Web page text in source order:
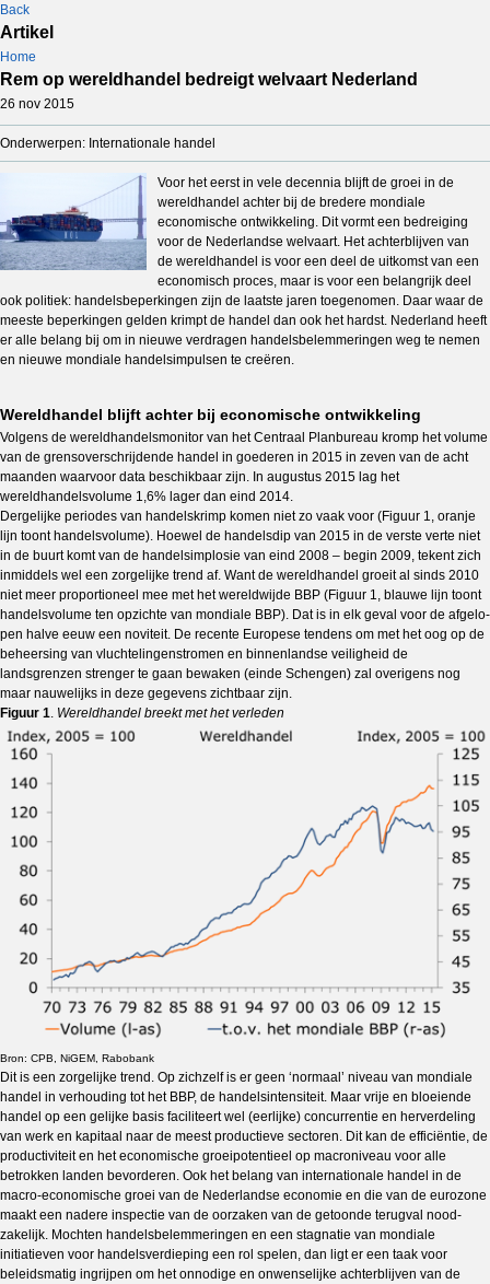
Back
Artikel
Home
Rem op wereldhandel bedreigt welvaart Nederland
26 nov 2015
Onderwerpen: Internationale handel
Voor het eerst in vele decennia blijft de groei in de
wereldhandel achter bij de bredere mondiale
economische ontwikkeling. Dit vormt een bedreiging
voor de Nederlandse welvaart. Het achterblijven van
de wereldhandel is voor een deel de uitkomst van een
economisch proces, maar is voor een belangrijk deel
ook politiek: handelsbeperkingen zijn de laatste jaren toegenomen. Daar waar de
meeste beperkingen gelden krimpt de handel dan ook het hardst. Nederland heeft
er alle belang bij om in nieuwe verdragen handelsbelemmeringen weg te nemen
en nieuwe mondiale handelsimpulsen te creëren.
Wereldhandel blijft achter bij economische ontwikkeling
Volgens de wereldhandelsmonitor van het Cen­traal Planbureau kromp het volume
van de grens­over­schrij­dende handel in goederen in 2015 in zeven van de acht
maanden waarvoor data beschikbaar zijn. In augus­tus 2015 lag het
wereldhandelsvolume 1,6% lager dan eind 2014.
Dergelijke periodes van handelskrimp komen niet zo vaak voor (Figuur 1, oranje
lijn toont handelsvolume). Hoewel de han­delsdip van 2015 in de verste verte niet
in de buurt komt van de handelsimplosie van eind 2008 – begin 2009, tekent zich
inmiddels wel een zorgelijke trend af. Want de wereldhandel groeit al sinds 2010
niet meer propor­tioneel mee met het wereldwijde BBP (Figuur 1, blauwe lijn toont
handelsvolume ten opzichte van mondiale BBP). Dat is in elk geval voor de afgelo­
pen halve eeuw een noviteit. De recente Europese tendens om met het oog op de
beheersing van vluchtelingenstromen en binnenlandse veiligheid de
landsgrenzen strenger te gaan bewaken (ein­de Schengen) zal overigens nog
maar nauwelijks in deze gegevens zichtbaar zijn.
Figuur 1. Wereldhandel breekt met het verleden
Bron: CPB, NiGEM, Rabobank
Dit is een zorgelijke trend. Op zichzelf is er geen ‘normaal’ niveau van mondiale
handel in verhouding tot het BBP, de handelsintensiteit. Maar vrije en bloeiende
handel op een gelijke basis faciliteert wel (eerlijke) concur­ren­tie en herverdeling
van werk en kapitaal naar de meest productieve sectoren. Dit kan de effi­ci­ëntie, de
productiviteit en het economische groeipotentieel op macroniveau voor alle
betrokken landen bevorderen. Ook het belang van internationale handel in de
macro-economische groei­ van de Ne­der­landse economie en die van de eurozone
maakt een nadere inspectie van de oorzaken van de getoonde terugval nood­
zakelijk. Mochten handels­be­lem­meringen en een stagnatie van mondiale
initiatieven voor handelsverdieping een rol spelen, dan ligt er een taak voor
beleidsmatig ingrijpen om het on­no­dige en onwenselijke achterblijven van de